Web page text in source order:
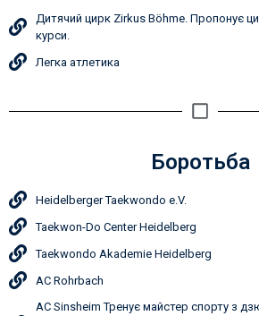
Дитячий цирк Zirkus Böhme. Пропонує
курси.
Легка атлетика
Боротьба
Heidelberger Taekwondo e.V.
Taekwon-Do Center Heidelberg
Taekwondo Akademie Heidelberg
AC Rohrbach
AC Sinsheim Тренує майстер спорту з